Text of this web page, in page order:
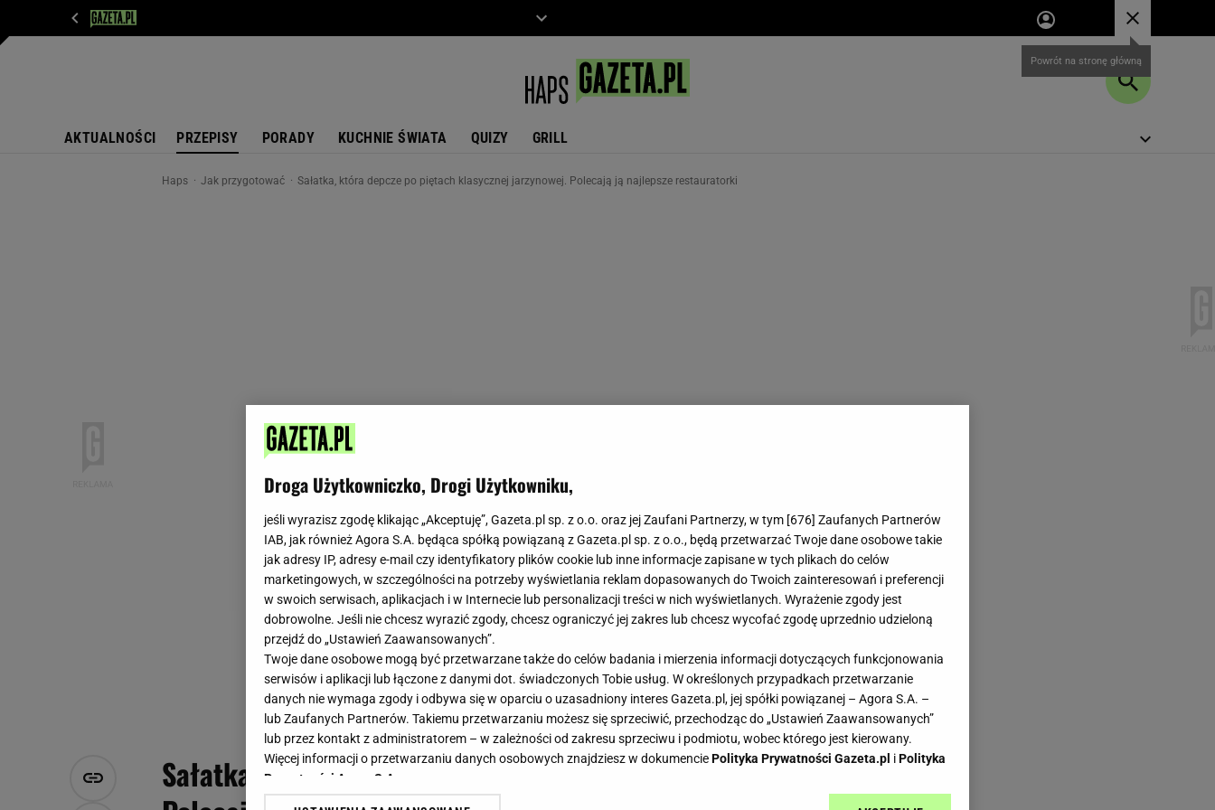
Powrót na stronę główną
AKTUALNOŚCI PRZEPISY PORADY KUCHNIE ŚWIATA QUIZY GRILL
Haps Jak przygotować Sałatka, która depcze po piętach klasycznej jarzynowej. Polecają ją najlepsze restauratorki
Sałatka, która depcze po piętach klasycznej jarzynowej.
Droga Użytkowniczko, Drogi Użytkowniku,
jeśli wyrazisz zgodę klikając „Akceptuję”, Gazeta.pl sp. z o.o. oraz jej Zaufani Partnerzy, w tym [676] Zaufanych Partnerów
IAB, jak również Agora S.A. będąca spółką powiązaną z Gazeta.pl sp. z o.o., będą przetwarzać Twoje dane osobowe takie
jak adresy IP, adresy e-mail czy identyfikatory plików cookie lub inne informacje zapisane w tych plikach do celów
marketingowych, w szczególności na potrzeby wyświetlania reklam dopasowanych do Twoich zainteresowań i preferencji
w swoich serwisach, aplikacjach i w Internecie lub personalizacji treści w nich wyświetlanych. Wyrażenie zgody jest
dobrowolne. Jeśli nie chcesz wyrazić zgody, chcesz ograniczyć jej zakres lub chcesz wycofać zgodę uprzednio udzieloną
przejdź do „Ustawień Zaawansowanych”.
Twoje dane osobowe mogą być przetwarzane także do celów badania i mierzenia informacji dotyczących funkcjonowania
serwisów i aplikacji lub łączone z danymi dot. świadczonych Tobie usług. W określonych przypadkach przetwarzanie
danych nie wymaga zgody i odbywa się w oparciu o uzasadniony interes Gazeta.pl, jej spółki powiązanej – Agora S.A. –
lub Zaufanych Partnerów. Takiemu przetwarzaniu możesz się sprzeciwić, przechodząc do „Ustawień Zaawansowanych”
lub przez kontakt z administratorem – w zależności od zakresu sprzeciwu i podmiotu, wobec którego jest kierowany.
Więcej informacji o przetwarzaniu danych osobowych znajdziesz w dokumenciePolityka Prywatności Gazeta.pl iPolityka
Prywatności Agora S.A.